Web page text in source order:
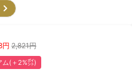
)
円 2,821円
ム(＋2%㌽)